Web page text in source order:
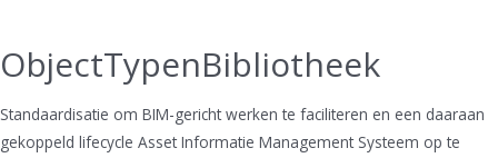
ObjectTypenBibliotheek
Standaardisatie om BIM-gericht werken te faciliteren en een daaraan
gekoppeld lifecycle Asset Informatie Management Systeem op te